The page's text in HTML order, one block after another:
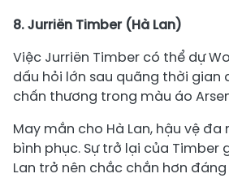
8. Jurriën Timber (Hà Lan)
Việc Jurriën Timber có thể dự
dấu hỏi lớn sau quãng thời gian
chấn thương trong màu áo
May mắn cho Hà Lan, hậu vệ đa
bình phục. Sự trở lại của Timber
Lan trở nên chắc chắn hơn đáng